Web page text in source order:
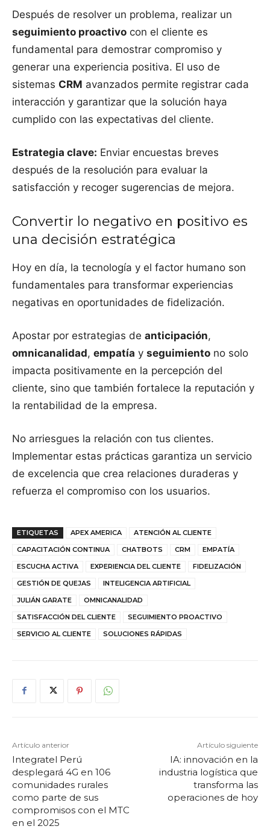
Después de resolver un problema, realizar un
seguimiento proactivo con el cliente es
fundamental para demostrar compromiso y
generar una experiencia positiva. El uso de
sistemas CRM avanzados permite registrar cada
interacción y garantizar que la solución haya
cumplido con las expectativas del cliente.
Estrategia clave: Enviar encuestas breves
después de la resolución para evaluar la
satisfacción y recoger sugerencias de mejora.
Convertir lo negativo en positivo es
una decisión estratégica
Hoy en día, la tecnología y el factor humano son
fundamentales para transformar experiencias
negativas en oportunidades de fidelización.
Apostar por estrategias de anticipación,
omnicanalidad, empatía y seguimiento no solo
impacta positivamente en la percepción del
cliente, sino que también fortalece la reputación y
la rentabilidad de la empresa.
No arriesgues la relación con tus clientes.
Implementar estas prácticas garantiza un servicio
de excelencia que crea relaciones duraderas y
refuerza el compromiso con los usuarios.
ETIQUETAS APEX AMERICA
ATENCIÓN AL CLIENTE
CAPACITACIÓN CONTINUA
CHATBOTS CRM
EMPATÍA
ESCUCHA ACTIVA
EXPERIENCIA DEL CLIENTE
FIDELIZACIÓN
GESTIÓN DE QUEJAS
INTELIGENCIA ARTIFICIAL
JULIÁN GARATE
OMNICANALIDAD
SATISFACCIÓN DEL CLIENTE
SEGUIMIENTO PROACTIVO
SERVICIO AL CLIENTE
SOLUCIONES RÁPIDAS
Artículo anterior
Integratel Perú
desplegará 4G en 106
comunidades rurales
como parte de sus
compromisos con el MTC
en el 2025
Artículo siguiente
IA: innovación en la
industria logística que
transforma las
operaciones de hoy